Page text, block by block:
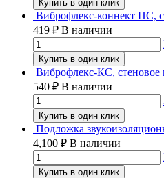
Купить в один клик
Виброфлекс-коннект ПС,
419 ₽ В наличии
Купить в один клик
Виброфлекс-КС, стеновое
540 ₽ В наличии
Купить в один клик
Подложка
4,100 ₽ В наличии
Купить в один клик